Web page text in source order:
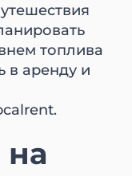
топлива
в аренду и
на